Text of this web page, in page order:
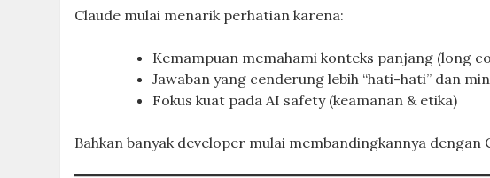
Claude mulai menarik perhatian karena:
Kemampuan memahami konteks panjang (long
Jawaban yang cenderung lebih “hati-hati” dan
Fokus kuat pada AI safety (keamanan & etika)
Bahkan banyak developer mulai membandingkannya dengan